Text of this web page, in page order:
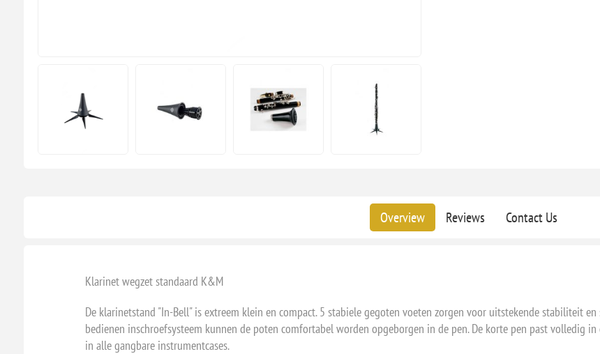
Overview Reviews Contact Us
Klarinet wegzet standaard K&M
De klarinetstand "In-Bell" is extreem klein en compact. 5 stabiele gegoten voeten zorgen voor uitstekende stabiliteit
bedienen inschroefsysteem kunnen de poten comfortabel worden opgeborgen in de pen. De korte pen past volledig
in alle gangbare instrumentcases.